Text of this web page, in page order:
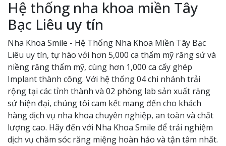
Hệ thống nha khoa miền Tây
Bạc Liêu uy tín
Nha Khoa Smile - Hệ Thống Nha Khoa Miền Tây Bạc
Liêu uy tín, tự hào với hơn 5,000 ca thẩm mỹ răng sứ và
niềng răng thẩm mỹ, cùng hơn 1,000 ca cấy ghép
Implant thành công. Với hệ thống 04 chi nhánh trải
rộng tại các tỉnh thành và 02 phòng lab sản xuất răng
sứ hiện đại, chúng tôi cam kết mang đến cho khách
hàng dịch vụ nha khoa chuyên nghiệp, an toàn và chất
lượng cao. Hãy đến với Nha Khoa Smile để trải nghiệm
dịch vụ chăm sóc răng miệng hoàn hảo và tận tâm nhất.